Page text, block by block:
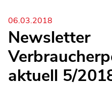
06.03.2018
Newsletter
aktuell 5/